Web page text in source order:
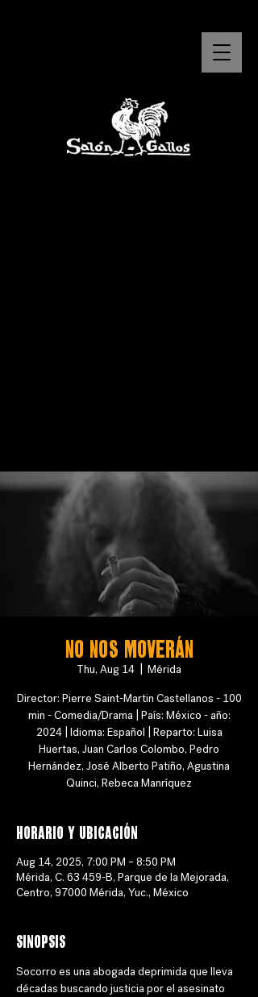
No nos moverán
Thu, Aug 14
Mérida
Director: Pierre Saint-Martin Castellanos - 100
min - Comedia/Drama | País: México - año:
2024 | Idioma: Español | Reparto: Luisa
Huertas, Juan Carlos Colombo, Pedro
Hernández, José Alberto Patiño, Agustina
Quinci, Rebeca Manríquez
Horario y ubicación
Aug 14, 2025, 7:00 PM – 8:50 PM
Mérida, C. 63 459-B, Parque de la Mejorada,
Centro, 97000 Mérida, Yuc., México
Sinopsis
Socorro es una abogada deprimida que lleva
décadas buscando justicia por el asesinato